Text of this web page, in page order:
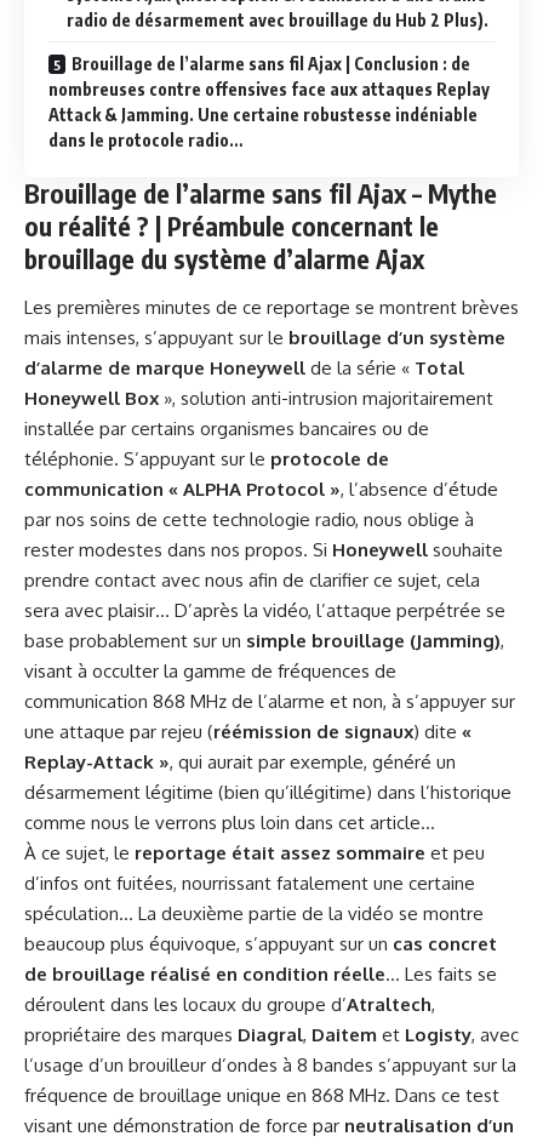
radio de désarmement avec brouillage du Hub 2 Plus).
Brouillage de l’alarme sans fil Ajax | Conclusion : de
nombreuses contre offensives face aux attaques Replay
Attack & Jamming. Une certaine robustesse indéniable
dans le protocole radio…
Brouillage de l’alarme sans fil Ajax – Mythe
ou réalité ? | Préambule concernant le
brouillage du système d’alarme Ajax
Les premières minutes de ce reportage se montrent brèves
mais intenses, s’appuyant sur le brouillage d’un système
d’alarme de marque Honeywell de la série « Total
Honeywell Box », solution anti-intrusion majoritairement
installée par certains organismes bancaires ou de
téléphonie. S’appuyant sur le protocole de
communication « ALPHA Protocol », l’absence d’étude
par nos soins de cette technologie radio, nous oblige à
rester modestes dans nos propos. Si Honeywell souhaite
prendre contact avec nous afin de clarifier ce sujet, cela
sera avec plaisir… D’après la vidéo, l’attaque perpétrée se
base probablement sur un simple brouillage (Jamming),
visant à occulter la gamme de fréquences de
communication 868 MHz de l’alarme et non, à s’appuyer sur
une attaque par rejeu (réémission de signaux) dite «
Replay-Attack », qui aurait par exemple, généré un
désarmement légitime (bien qu’illégitime) dans l’historique
comme nous le verrons plus loin dans cet article…
À ce sujet, le reportage était assez sommaire et peu
d’infos ont fuitées, nourrissant fatalement une certaine
spéculation… La deuxième partie de la vidéo se montre
beaucoup plus équivoque, s’appuyant sur un cas concret
de brouillage réalisé en condition réelle… Les faits se
déroulent dans les locaux du groupe d’Atraltech,
propriétaire des marques Diagral, Daitem et Logisty, avec
l’usage d’un brouilleur d’ondes à 8 bandes s’appuyant sur la
fréquence de brouillage unique en 868 MHz. Dans ce test
visant une démonstration de force par neutralisation d’un